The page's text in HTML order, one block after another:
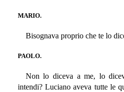
MARIO.
Bisognava proprio che te lo
PAOLO.
Non lo diceva a me, lo
intendi? Luciano aveva tutte le